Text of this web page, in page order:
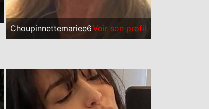
Choupinnettemariee6Voir son profil